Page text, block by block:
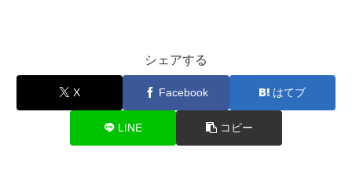
シェアする
X Facebook はてブ
LINE コピー